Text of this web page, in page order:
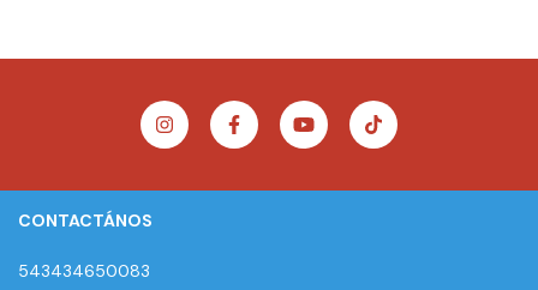
CONTACTÁNOS
543434650083